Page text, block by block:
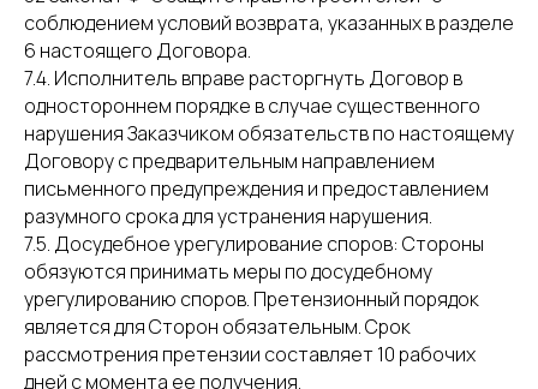
соблюдением условий возврата, указанных в разделе
6 настоящего Договора.
7.4. Исполнитель вправе расторгнуть Договор в
одностороннем порядке в случае существенного
нарушения Заказчиком обязательств по настоящему
Договору с предварительным направлением
письменного предупреждения и предоставлением
разумного срока для устранения нарушения.
7.5. Досудебное урегулирование споров: Стороны
обязуются принимать меры по досудебному
урегулированию споров. Претензионный порядок
является для Сторон обязательным. Срок
рассмотрения претензии составляет 10 рабочих
дней с момента ее получения.